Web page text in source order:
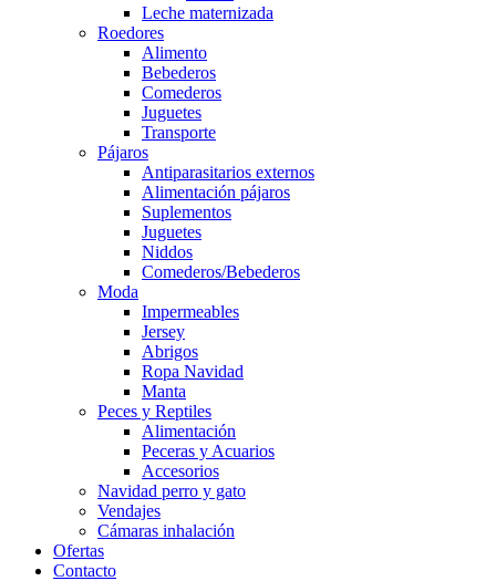
Leche maternizada
Roedores
Alimento
Bebederos
Comederos
Juguetes
Transporte
Pájaros
Antiparasitarios externos
Alimentación pájaros
Suplementos
Juguetes
Niddos
Comederos/Bebederos
Moda
Impermeables
Jersey
Abrigos
Ropa Navidad
Manta
Peces y Reptiles
Alimentación
Peceras y Acuarios
Accesorios
Navidad perro y gato
Vendajes
Cámaras inhalación
Ofertas
Contacto